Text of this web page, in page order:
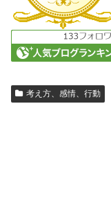
考え方、感情、行動